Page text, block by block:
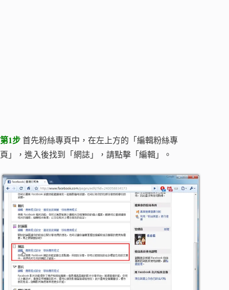
第1步 首先粉絲專頁中，在左上方的「編輯粉絲專
頁」，進入後找到「網誌」，請點擊「編輯」。